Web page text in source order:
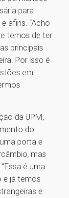
para
afins. “Acho
temos de ter
principais
Por isso é
em
da UPM,
do
porta e
mas
é uma
e já temos
e